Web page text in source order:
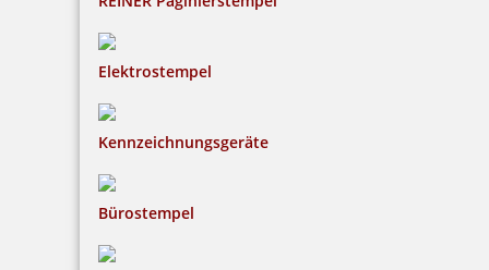
Elektrostempel
Kennzeichnungsgeräte
Bürostempel
Braille Orientierungsschild WC Herren mit Piktogramm
48,91 €